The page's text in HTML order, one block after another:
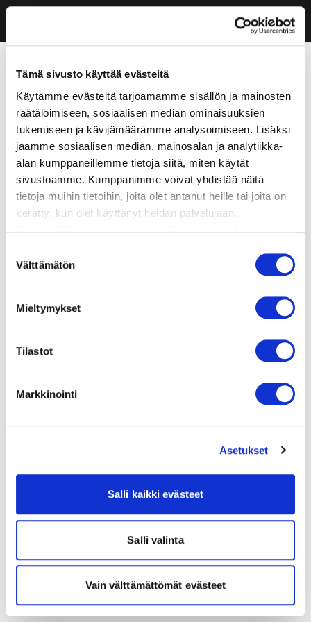
Tämä sivusto käyttää evästeitä
Käytämme evästeitä tarjoamamme sisällön ja mainosten
räätälöimiseen, sosiaalisen median ominaisuuksien
tukemiseen ja kävijämäärämme analysoimiseen. Lisäksi
jaamme sosiaalisen median, mainosalan ja analytiikka-
alan kumppaneillemme tietoja siitä, miten käytät
sivustoamme. Kumppanimme voivat yhdistää näitä
tietoja muihin tietoihin, joita olet antanut heille tai joita on
kerätty, kun olet käyttänyt heidän palvelujaan.
valinta
Välttämätön
Mieltymykset
Tilastot
Markkinointi
Asetukset
Salli kaikki evästeet
Salli valinta
Vain välttämättömät evästeet